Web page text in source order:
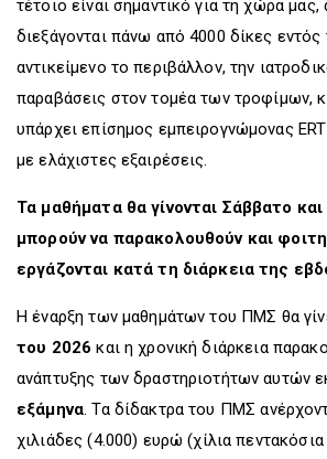
τέτοιο είναι σημαντικό για τη χώρα
διεξάγονται πάνω από 4000 δίκες
αντικείμενο το περιβάλλον, την
παραβάσεις στον τομέα των τροφίμων,
υπάρχει επίσημος εμπειρογνώμονας
με ελάχιστες εξαιρέσεις.
Τα μαθήματα θα γίνονται Σάββατο και
μπορούν να παρακολουθούν και
εργάζονται κατά τη διάρκεια της
Η έναρξη των μαθημάτων του ΠΜΣ θα
του 2026 και η χρονική διάρκεια
ανάπτυξης των δραστηριοτήτων αυτών
εξάμηνα. Τα δίδακτρα του ΠΜΣ
χιλιάδες (4.000) ευρώ (χίλια